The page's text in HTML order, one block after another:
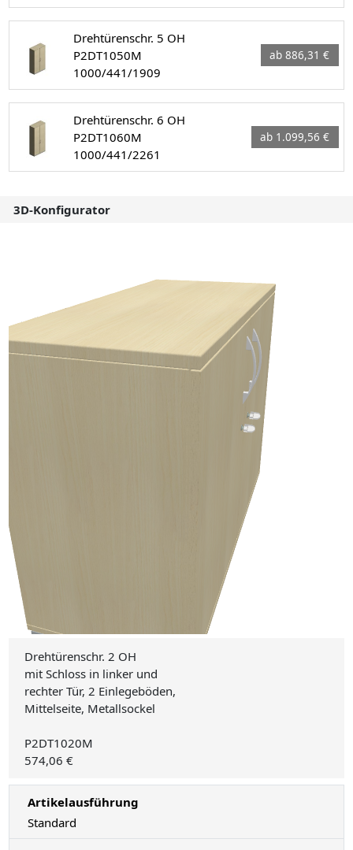
Drehtürenschr. 5 OH
P2DT1050M
1000/441/1909
ab 886,31 €
Drehtürenschr. 6 OH
P2DT1060M
1000/441/2261
ab 1.099,56 €
3D-Konfigurator
Drehtürenschr. 2 OH
mit Schloss in linker und
rechter Tür, 2 Einlegeböden,
Mittelseite, Metallsockel
P2DT1020M
574,06 €
Artikelausführung
Standard